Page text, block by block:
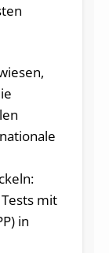
mit
in